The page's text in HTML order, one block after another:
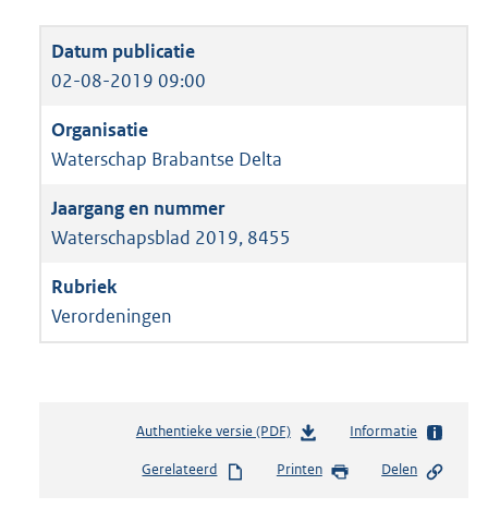
02-08-2019 09:00
Waterschap Brabantse Delta
Waterschapsblad 2019, 8455
Verordeningen
Authentieke versie (PDF)b
s
Informatie
Gerelateerd Printen Delen